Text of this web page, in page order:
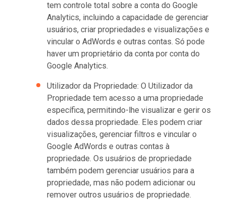
tem controle total sobre a conta do Google
Analytics, incluindo a capacidade de gerenciar
usuários, criar propriedades e visualizações e
vincular o AdWords e outras contas. Só pode
haver um proprietário da conta por conta do
Google Analytics.
Utilizador da Propriedade: O Utilizador da
Propriedade tem acesso a uma propriedade
específica, permitindo-lhe visualizar e gerir os
dados dessa propriedade. Eles podem criar
visualizações, gerenciar filtros e vincular o
Google AdWords e outras contas à
propriedade. Os usuários de propriedade
também podem gerenciar usuários para a
propriedade, mas não podem adicionar ou
remover outros usuários de propriedade.